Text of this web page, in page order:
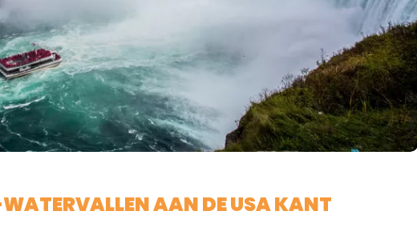
AAN DE USA KANT